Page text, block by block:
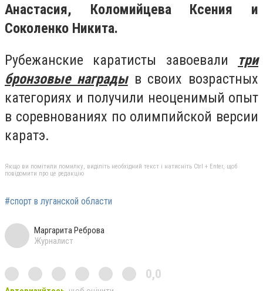
Анастасия, Коломийцева Ксения и
Соколенко Никита.
Рубежанские каратисты завоевали
три
бронзовые наградыв своих возрастных
категориях и получили неоценимый опыт
в соревнованиях по олимпийской версии
каратэ.
Якщо ви помітили помилку, виділіть необхідний текст і натисніть Ctrl + Enter, щоб
повідомити про це редакцію
#спорт в луганской области
Маргарита Реброва
Журналист
0,0